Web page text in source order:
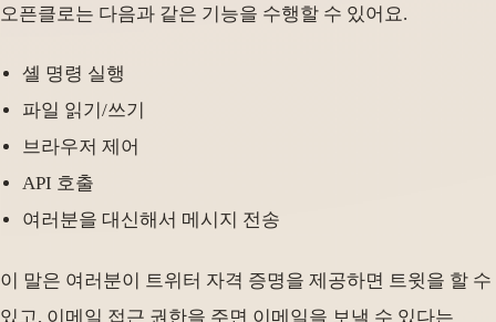
오픈클로는 다음과 같은 기능을 수행할 수 있어요.
셸 명령 실행
파일 읽기/쓰기
브라우저 제어
API 호출
여러분을 대신해서 메시지 전송
이 말은 여러분이 트위터 자격 증명을 제공하면 트윗을 할 수
있고, 이메일 접근 권한을 주면 이메일을 보낼 수 있다는